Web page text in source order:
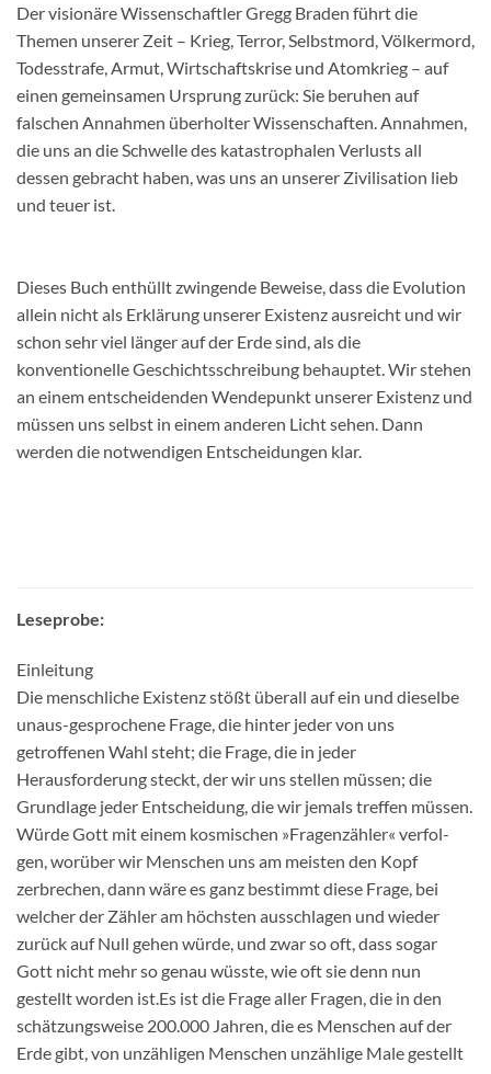
Der visionäre Wissenschaftler Gregg Braden führt die
Themen unserer Zeit – Krieg, Terror, Selbstmord, Völkermord,
Todesstrafe, Armut, Wirtschaftskrise und Atomkrieg – auf
einen gemeinsamen Ursprung zurück: Sie beruhen auf
falschen Annahmen überholter Wissenschaften. Annahmen,
die uns an die Schwelle des katastrophalen Verlusts all
dessen gebracht haben, was uns an unserer Zivilisation lieb
und teuer ist.
Dieses Buch enthüllt zwingende Beweise, dass die Evolution
allein nicht als Erklärung unserer Existenz ausreicht und wir
schon sehr viel länger auf der Erde sind, als die
konventionelle Geschichtsschreibung behauptet. Wir stehen
an einem entscheidenden Wendepunkt unserer Existenz und
müssen uns selbst in einem anderen Licht sehen. Dann
werden die notwendigen Entscheidungen klar.
Leseprobe:
Einleitung
Die menschliche Existenz stößt überall auf ein und dieselbe
unaus-gesprochene Frage, die hinter jeder von uns
getroffenen Wahl steht; die Frage, die in jeder
Herausforderung steckt, der wir uns stellen müssen; die
Grundlage jeder Entscheidung, die wir jemals treffen müssen.
Würde Gott mit einem kosmischen »Fragenzähler« verfol-
gen, worüber wir Menschen uns am meisten den Kopf
zerbrechen, dann wäre es ganz bestimmt diese Frage, bei
welcher der Zähler am höchsten ausschlagen und wieder
zurück auf Null gehen würde, und zwar so oft, dass sogar
Gott nicht mehr so genau wüsste, wie oft sie denn nun
gestellt worden ist.Es ist die Frage aller Fragen, die in den
schätzungsweise 200.000 Jahren, die es Menschen auf der
Erde gibt, von unzähligen Menschen unzählige Male gestellt